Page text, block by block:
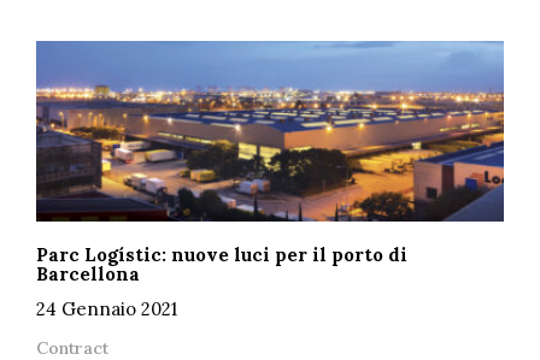
Parc Logístic: nuove luci per il porto di
Barcellona
24 Gennaio 2021
Contract